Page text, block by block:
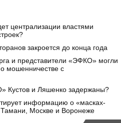
централизации властями
закроется до конца года
и представители «ЭФКО» могли
мошенничестве с
Кустов и Ляшенко задержаны?
информацию о «масках-
Москве и Воронеже